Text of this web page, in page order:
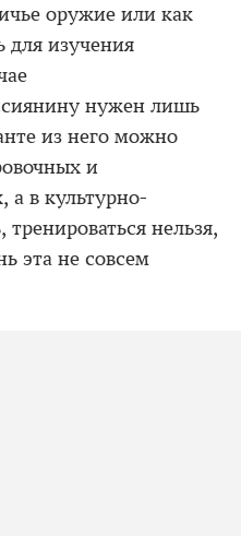
оружие или как
для изучения
нужен лишь
из него можно
и
а в культурно-
нельзя,
эта не совсем